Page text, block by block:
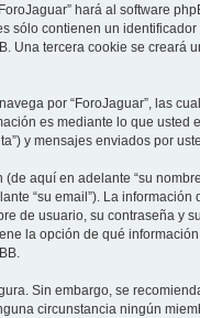
hará al software
sólo contienen un
Una tercera cookie se
por “ForoJaguar”, las
es mediante lo que
y mensajes enviados por
aquí en adelante “su
“su email”). La
de usuario, su contraseña y
la opción de qué
Sin embargo, se
circunstancia ningún